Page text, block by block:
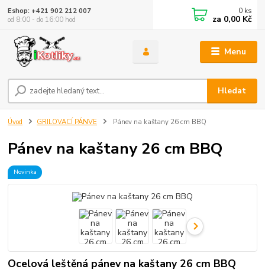
Menu
Hledat
Eshop: +421 902 212 007
od 8:00 - do 16:00 hod
0 ks
za 0,00 Kč
Úvod GRILOVACÍ PÁNVE Pánev na kaštany 26 cm BBQ
Pánev na kaštany 26 cm BBQ
Novinka
Ocelová leštěná pánev na kaštany 26 cm BBQ